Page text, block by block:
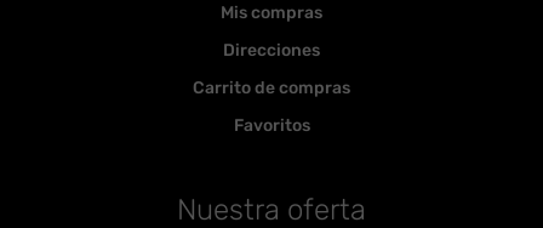
Mis compras
Direcciones
Carrito de compras
Favoritos
Nuestra oferta